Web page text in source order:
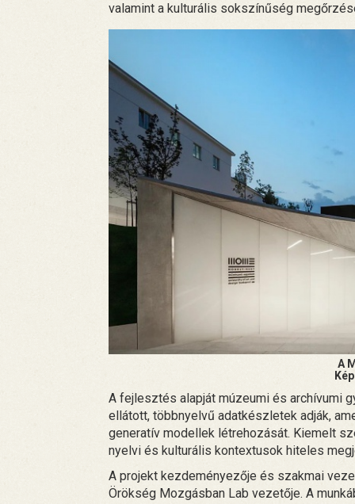
valamint a kulturális sokszínűség
A
A fejlesztés alapját múzeumi és archívumi
ellátott, többnyelvű adatkészletek adják,
generatív modellek létrehozását. Kiemelt
nyelvi és kulturális kontextusok hiteles
A projekt kezdeményezője és szakmai
Örökség Mozgásban Lab vezetője. A